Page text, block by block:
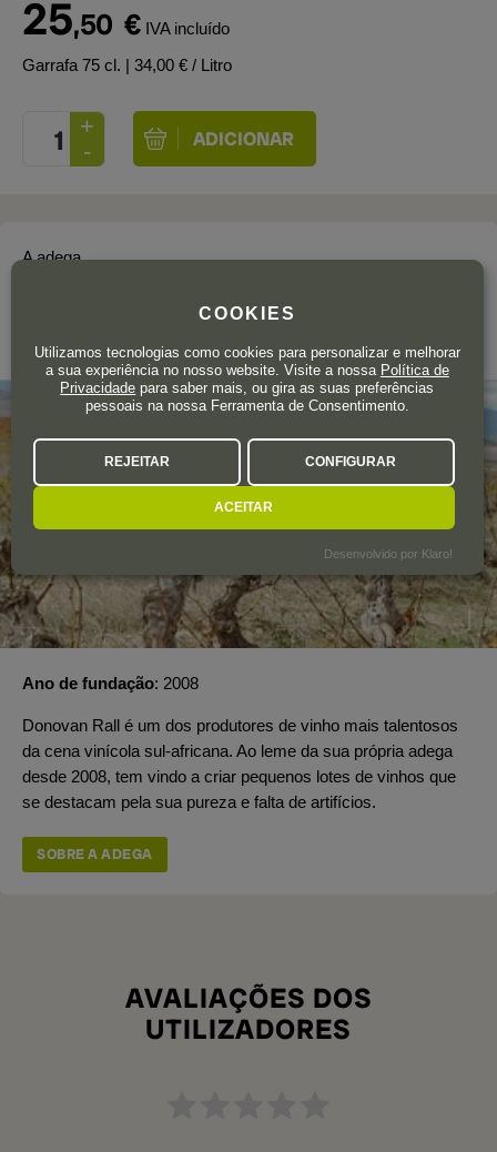
25,50 € IVA incluído
Garrafa 75 cl. | 34,00 € / Litro
A adega
Swartland
Ano de fundação 2008
Donovan Rall é um dos produtores de vinho mais talentosos
da cena vinícola sul-africana. Ao leme da sua própria adega
desde 2008, tem vindo a criar pequenos lotes de vinhos que
se destacam pela sua pureza e falta de artifícios.
SOBRE A ADEGA
AVALIAÇÕES DOS
UTILIZADORES
COOKIES
Utilizamos tecnologias como cookies para personalizar e melhorar
a sua experiência no nosso website. Visite a nossa Política de
Privacidade para saber mais, ou gira as suas preferências
pessoais na nossa Ferramenta de Consentimento.
REJEITAR CONFIGURAR
ACEITAR
Desenvolvido por Klaro!